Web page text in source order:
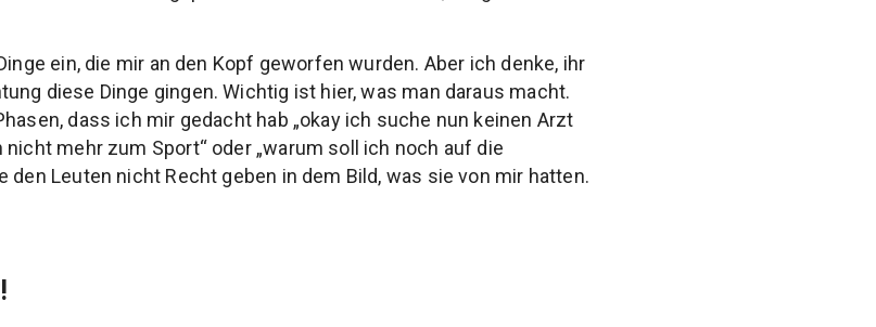
ein, die mir an den Kopf geworfen wurden. Aber ich denke, ihr
diese Dinge gingen. Wichtig ist hier, was man daraus macht.
dass ich mir gedacht hab „okay ich suche nun keinen Arzt
nicht mehr zum Sport“ oder „warum soll ich noch auf die
den Leuten nicht Recht geben in dem Bild, was sie von mir hatten.